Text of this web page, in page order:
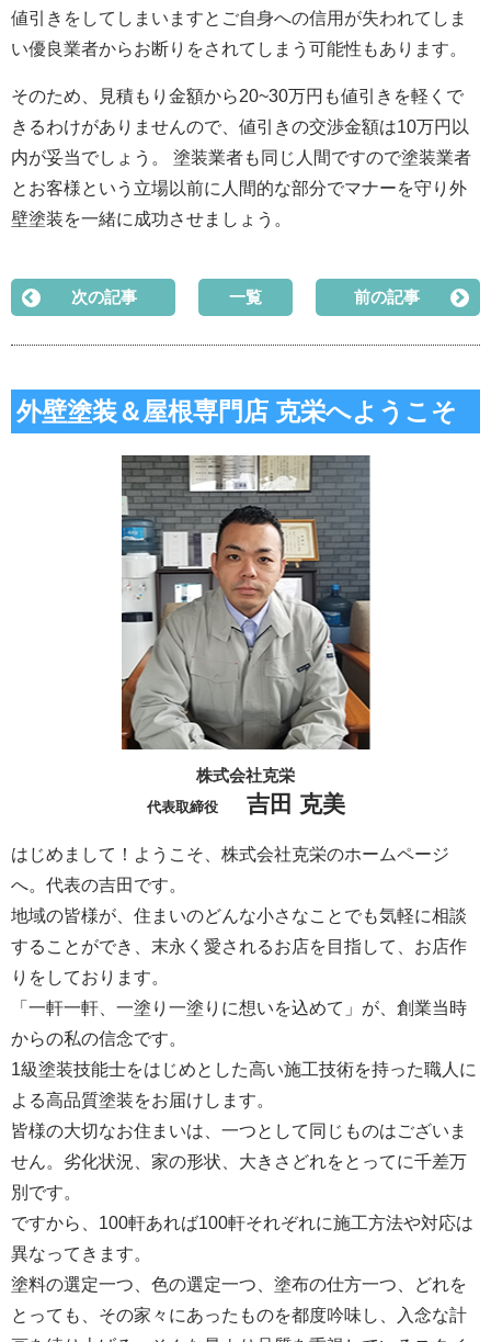
値引きをしてしまいますとご自身への信用が失われてしま
い優良業者からお断りをされてしまう可能性もあります。
そのため、見積もり金額から20~30万円も値引きを軽くで
きるわけがありませんので、値引きの交渉金額は10万円以
内が妥当でしょう。 塗装業者も同じ人間ですので塗装業者
とお客様という立場以前に人間的な部分でマナーを守り外
壁塗装を一緒に成功させましょう。
次の記事 一覧 前の記事
外壁塗装＆屋根専門店 克栄へようこそ
株式会社克栄
代表取締役 吉田 克美
はじめまして！ようこそ、株式会社克栄のホームページ
へ。代表の吉田です。
地域の皆様が、住まいのどんな小さなことでも気軽に相談
することができ、末永く愛されるお店を目指して、お店作
りをしております。
「一軒一軒、一塗り一塗りに想いを込めて」が、創業当時
からの私の信念です。
1級塗装技能士をはじめとした高い施工技術を持った職人に
よる高品質塗装をお届けします。
皆様の大切なお住まいは、一つとして同じものはございま
せん。劣化状況、家の形状、大きさどれをとってに千差万
別です。
ですから、100軒あれば100軒それぞれに施工方法や対応は
異なってきます。
塗料の選定一つ、色の選定一つ、塗布の仕方一つ、どれを
とっても、その家々にあったものを都度吟味し、入念な計